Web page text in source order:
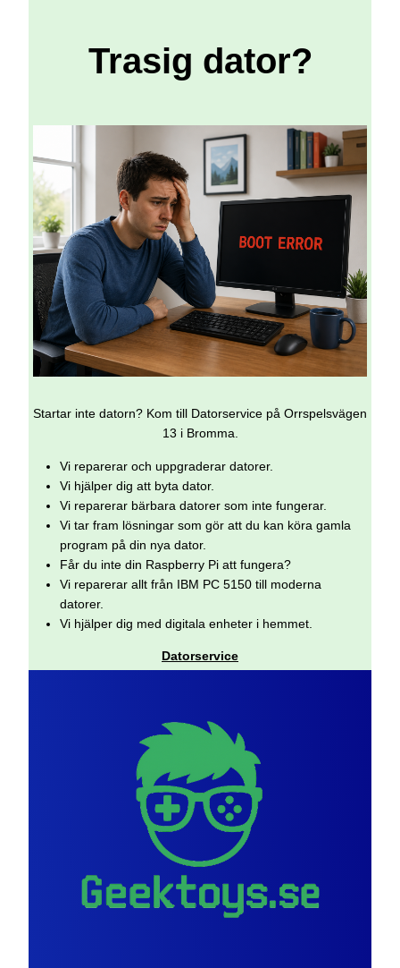
Trasig dator?
Startar inte datorn? Kom till Datorservice på Orrspelsvägen
13 i Bromma.
Vi reparerar och uppgraderar datorer.
Vi hjälper dig att byta dator.
Vi reparerar bärbara datorer som inte fungerar.
Vi tar fram lösningar som gör att du kan köra gamla
program på din nya dator.
Får du inte din Raspberry Pi att fungera?
Vi reparerar allt från IBM PC 5150 till moderna
datorer.
Vi hjälper dig med digitala enheter i hemmet.
Datorservice